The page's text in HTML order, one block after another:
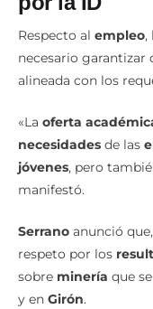
Respecto alempleo
necesario garantizar
alineada con los
necesidadesde las
jóvenes, pero
manifestó.
respeto por los
sobremineríaque
y enGirón.